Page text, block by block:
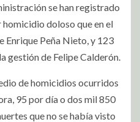
se han registrado
doloso que en el
Enrique Peña Nieto, y 123
gestión de Felipe Calderón.
de homicidios ocurridos
95 por día o dos mil 850
que no se había visto